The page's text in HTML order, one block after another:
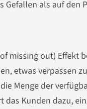
Gefallen als auf den
of missing out) Effekt
etwas verpassen
Menge der
das Kunden dazu,